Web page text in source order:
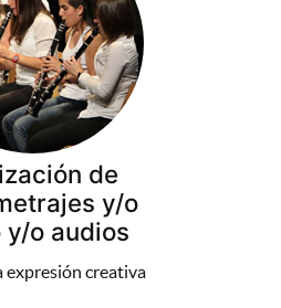
de
y/o
y/o audios
expresión creativa